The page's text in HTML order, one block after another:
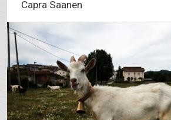
Capra Saanen